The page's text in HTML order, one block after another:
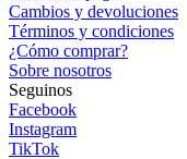
Cambios y devoluciones
Términos y condiciones
¿Cómo comprar?
Sobre nosotros
Seguinos
Facebook
Instagram
TikTok